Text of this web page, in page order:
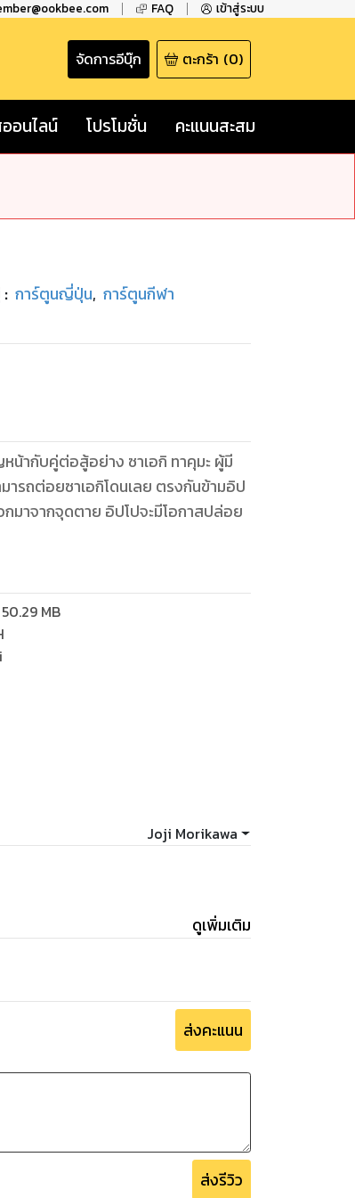
FAQ เข้าสู่ระบบ
จัดการอีบุ๊ก ตะกร้า (0)
อนไลน์ โปรโมชั่น คะแนนสะสม
: การ์ตูนญี่ปุ่น, การ์ตูนกีฬา
น้ากับคู่ต่อสู้อย่าง ซาเอกิ ทาคุมะ ผู้มี
ารถต่อยซาเอกิโดนเลย ตรงกันข้ามอิป
มาจากจุดตาย อิปโปจะมีโอกาสปล่อย
50.29 MB
Joji Morikawa
ดูเพิ่มเติม
ส่งคะแนน
ส่งรีวิว